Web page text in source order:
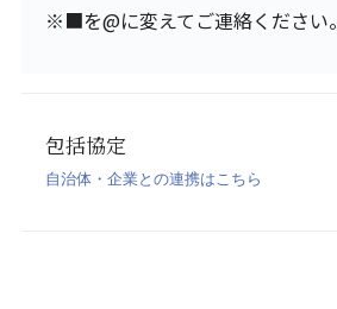
※■を@に変えてご連絡ください。
包括協定
自治体・企業との連携はこちら